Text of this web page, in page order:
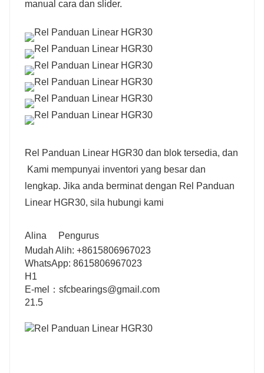
manual cara dan slider.
Rel Panduan Linear HGR30 dan blok tersedia, dan
Kami mempunyai inventori yang besar dan
lengkap. Jika anda berminat dengan Rel Panduan
Linear HGR30, sila hubungi kami
Alina Pengurus
Mudah Alih: +8615806967023
WhatsApp: 8615806967023
H1
E-mel：sfcbearings@gmail.com
21.5